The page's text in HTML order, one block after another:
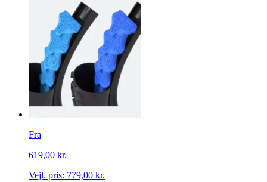
Fra
619,00 kr.
Vejl. pris: 779,00 kr.